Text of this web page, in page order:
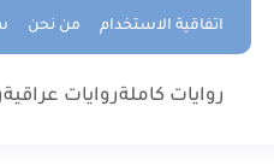
اتفاقية الاستخدام من نحن
روايات كاملةروايات عراقية